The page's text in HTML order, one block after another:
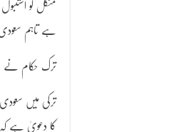
منگل کو
ہے تاہم
ترک حکام نے
ترکی میں
کا دعویٰ ہے کہ